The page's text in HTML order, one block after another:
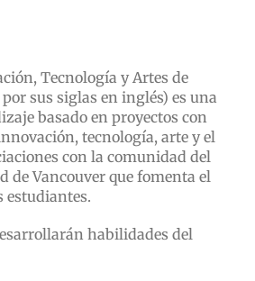
Tecnología y Artes de
sus siglas en inglés) es una
basado en proyectos con
tecnología, arte y el
con la comunidad del
de Vancouver que fomenta el
estudiantes.
habilidades del